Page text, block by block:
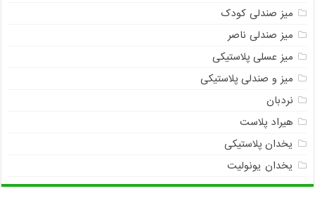
میز صندلی کودک
میز صندلی ناصر
میز عسلی پلاستیکی
میز و صندلی پلاستیکی
نردبان
هیراد پلاست
یخدان پلاستیکی
یخدان یونولیت